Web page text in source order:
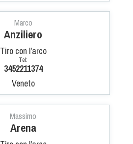
Marco
Anziliero
Tiro con l'arco
Tel:
3452211374
Veneto
Massimo
Arena
Obedience
Rally Obedience
Retriever Sport
Ricerca Tartufo
Sheepdog
Sport acquatici
Treibball
Ipo Delta
Freestyle
Protezione civile Sportiva